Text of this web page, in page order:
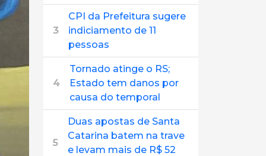
3
CPI da Prefeitura sugere
indiciamento de 11
pessoas
4
Tornado atinge o RS;
Estado tem danos por
causa do temporal
5
Duas apostas de Santa
Catarina batem na trave
e levam mais de R$ 52